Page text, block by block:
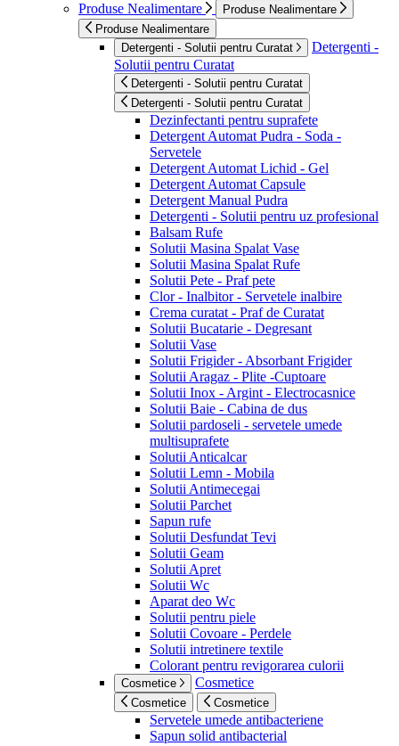
Produse Nealimentare
Produse Nealimentare
Produse Nealimentare
Detergenti - Solutii pentru Curatat
Detergenti -
Solutii pentru Curatat
Detergenti - Solutii pentru Curatat
Detergenti - Solutii pentru Curatat
Dezinfectanti pentru suprafete
Detergent Automat Pudra - Soda -
Servetele
Detergent Automat Lichid - Gel
Detergent Automat Capsule
Detergent Manual Pudra
Detergenti - Solutii pentru uz profesional
Balsam Rufe
Solutii Masina Spalat Vase
Solutii Masina Spalat Rufe
Solutii Pete - Praf pete
Clor - Inalbitor - Servetele inalbire
Crema curatat - Praf de Curatat
Solutii Bucatarie - Degresant
Solutii Vase
Solutii Frigider - Absorbant Frigider
Solutii Aragaz - Plite -Cuptoare
Solutii Inox - Argint - Electrocasnice
Solutii Baie - Cabina de dus
Solutii pardoseli - servetele umede
multisuprafete
Solutii Anticalcar
Solutii Lemn - Mobila
Solutii Antimecegai
Solutii Parchet
Sapun rufe
Solutii Desfundat Tevi
Solutii Geam
Solutii Apret
Solutii Wc
Aparat deo Wc
Solutii pentru piele
Solutii Covoare - Perdele
Solutii intretinere textile
Colorant pentru revigorarea culorii
Cosmetice Cosmetice
Cosmetice Cosmetice
Servetele umede antibacteriene
Sapun solid antibacterial